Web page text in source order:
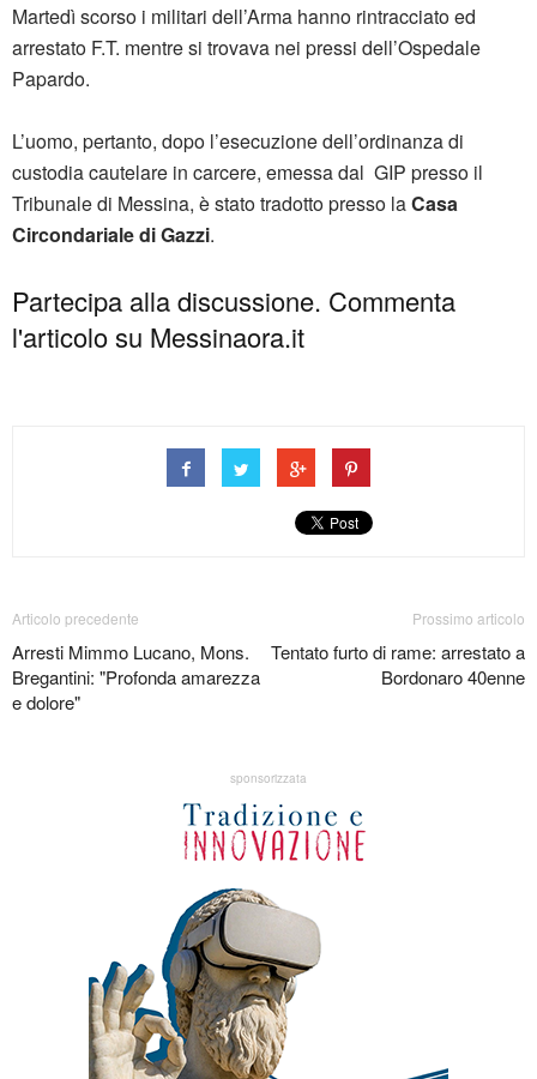
Martedì scorso i militari dell’Arma hanno rintracciato ed
arrestato F.T. mentre si trovava nei pressi dell’Ospedale
Papardo.
L’uomo, pertanto, dopo l’esecuzione dell’ordinanza di
custodia cautelare in carcere, emessa dal GIP presso il
Tribunale di Messina, è stato tradotto presso laCasa
Circondariale di Gazzi.
Partecipa alla discussione. Commenta
l'articolo su Messinaora.it
Articolo precedente
Arresti Mimmo Lucano, Mons.
Bregantini: "Profonda amarezza
e dolore"
Prossimo articolo
Tentato furto di rame: arrestato a
Bordonaro 40enne
sponsorizzata